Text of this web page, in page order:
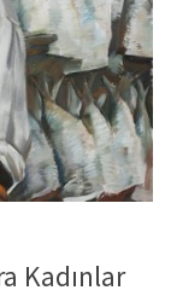
Kadınlar